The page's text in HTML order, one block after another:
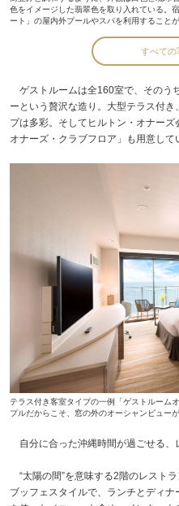
色をイメージした翡翠色を取り入れている。
ート」の屋内外プールやスパを利用することが
すべての
ゲストルームは全160室で、そのう
ーという贅沢な造り。大型テラス付
プは多彩。そしてヒルトン・オナーズ
オナーズ・クラブフロア」も用意して
テラス付き客室タイプの一例「ゲストルーム
プルだからこそ、窓の外のオーシャンビュー
自分に合った沖縄時間が過ごせる、
“太陽の間”を意味する2階のレスト
ブッフェスタイルで、ランチとディ